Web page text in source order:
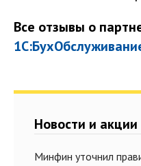
Все отзывы о
Новости и акции
Минфин уточнил